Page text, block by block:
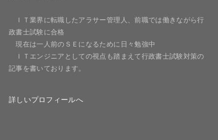
ＩＴ業界に転職したアラサー管理人、前職では働きながら行
政書士試験に合格
現在は一人前のＳＥになるために日々勉強中
ＩＴエンジニアとしての視点も踏まえて行政書士試験対策の
記事を書いております。
詳しいプロフィールへ